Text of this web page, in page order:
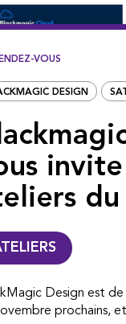
VOUS
DESIGN
invite
du
Design est
prochains,